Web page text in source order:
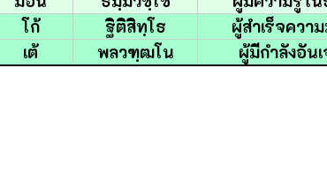
โก้ ฐิติสิทฺโธ
ผู้สำเร็จควา
เต้ พลวฑฺฒโน ผู้มีกำลังอัน